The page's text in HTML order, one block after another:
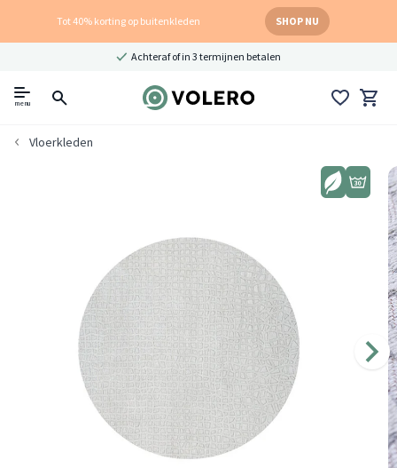
Tot 40% korting op buitenkleden SHOP NU
Achteraf of in 3 termijnen betalen
menu
Vloerkleden